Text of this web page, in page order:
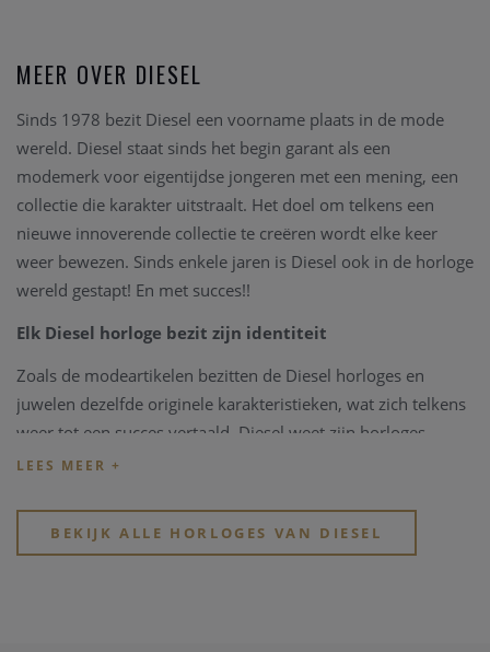
MEER OVER DIESEL
Sinds 1978 bezit Diesel een voorname plaats in de mode
wereld. Diesel staat sinds het begin garant als een
modemerk voor eigentijdse jongeren met een mening, een
collectie die karakter uitstraalt. Het doel om telkens een
nieuwe innoverende collectie te creëren wordt elke keer
weer bewezen. Sinds enkele jaren is Diesel ook in de horloge
wereld gestapt! En met succes!!
Elk Diesel horloge bezit zijn identiteit
Zoals de modeartikelen bezitten de Diesel horloges en
juwelen dezelfde originele karakteristieken, wat zich telkens
weer tot een succes vertaald. Diesel weet zijn horloges
telkens zo te vernieuwen, dat elke jonge man of vrouw zich
collectie. Elk model bezit zijn identiteit, zodat elk Diesel
horloge een originaliteit uitademt.
BEKIJK ALLE HORLOGES VAN DIESEL